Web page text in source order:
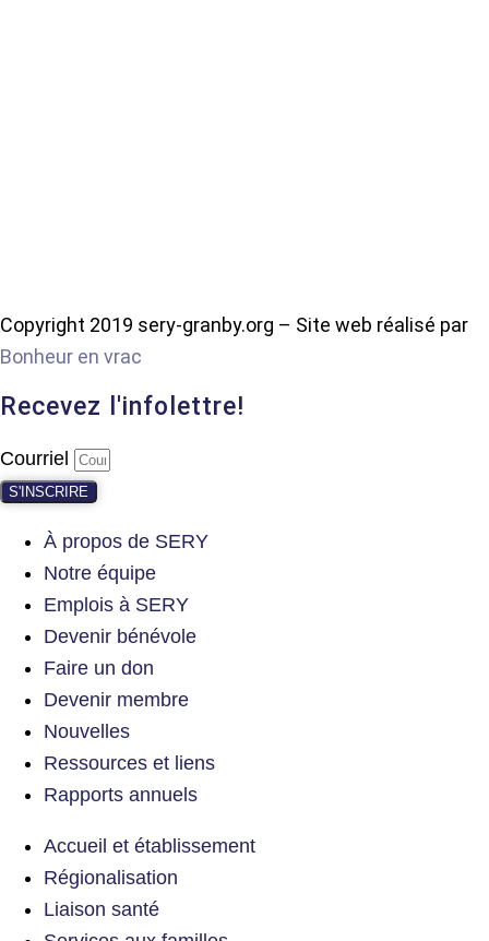
Copyright 2019 sery-granby.org – Site web réalisé par
Bonheur en vrac
Recevez l'infolettre!
Courriel
S'INSCRIRE
À propos de SERY
Notre équipe
Emplois à SERY
Devenir bénévole
Faire un don
Devenir membre
Nouvelles
Ressources et liens
Rapports annuels
Accueil et établissement
Régionalisation
Liaison santé